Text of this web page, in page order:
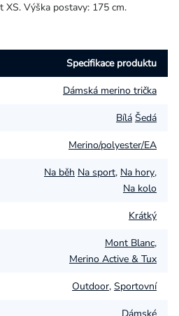
XS. Výška postavy: 175 cm.
Specifikace produktu
Dámská merino trička
Bílá Šedá
Merino/polyester/EA
Na běh Na sport, Na hory,
Na kolo
Krátký
Mont Blanc,
Merino Active & Tux
Outdoor, Sportovní